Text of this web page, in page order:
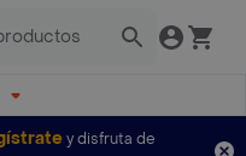
y disfruta de